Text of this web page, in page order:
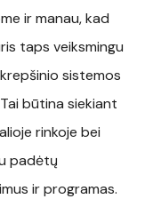
ir manau, kad
taps veiksmingu
sistemos
būtina siekiant
rinkoje bei
padėtų
ir programas.